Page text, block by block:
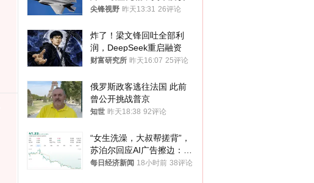
的技术被拿下
尖锋视野 昨天13:31 26评论
炸了！梁文锋回吐全部利
润，DeepSeek重启融资
财富研究所 昨天16:07 25评论
俄罗斯政客逃往法国 此前
曾公开挑战普京
知世 昨天18:38 92评论
“女生洗澡，大叔帮搓背”，
苏泊尔回应AI广告擦边：视
频全下架，已强化内容管理
每日经济新闻 18小时前 38评论